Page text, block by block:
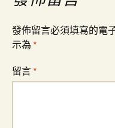
發佈留言必須填寫的電
示為 *
留言 *